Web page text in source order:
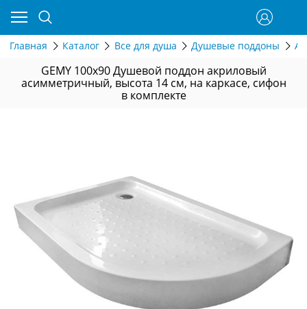
Главная Каталог Все для душа Душевые поддоны
GEMY 100x90 Душевой поддон акриловый
асимметричный, высота 14 см, на каркасе, сифон
в комплекте